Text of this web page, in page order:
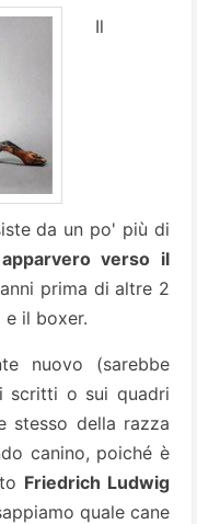
Il
da un po' più di
verso il
prima di altre 2
il boxer.
nuovo (sarebbe
scritti o sui quadri
stesso della razza
canino, poiché è
Friedrich Ludwig
quale cane